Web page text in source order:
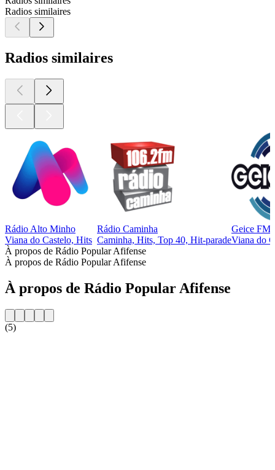
Radios similaires
Radios similaires
Rádio Alto Minho
Viana do Castelo, Hits
Rádio Caminha
Caminha, Hits, Top 40, Hit-parade
Geice FM
Viana do
À propos de Rádio Popular Afifense
À propos de Rádio Popular Afifense
À propos de Rádio Popular Afifense
(5)